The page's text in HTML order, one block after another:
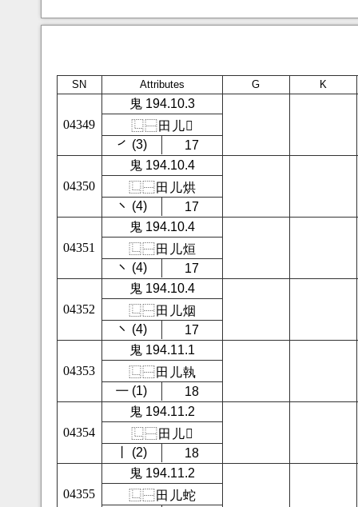
SN Attributes G K
04349
鬼 194.10.3
⿺⿱田 儿𤙣
㇒ (3)
17
04350
鬼 194.10.4
⿺⿱田 儿烘
㇔ (4)
17
04351
鬼 194.10.4
⿺⿱田 儿烜
㇔ (4)
17
04352
鬼 194.10.4
⿺⿱田 儿烟
㇔ (4)
17
04353
鬼 194.11.1
⿺⿱田 儿執
㇐ (1)
18
04354
鬼 194.11.2
⿺⿱田 儿𡝤
㇑ (2)
18
04355
鬼 194.11.2
⿺⿱田 儿蛇